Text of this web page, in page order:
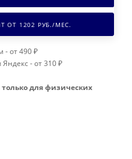
ОТ 1202 РУБ./МЕС.
- от 490 ₽
Яндекс - от 310 ₽
для физических